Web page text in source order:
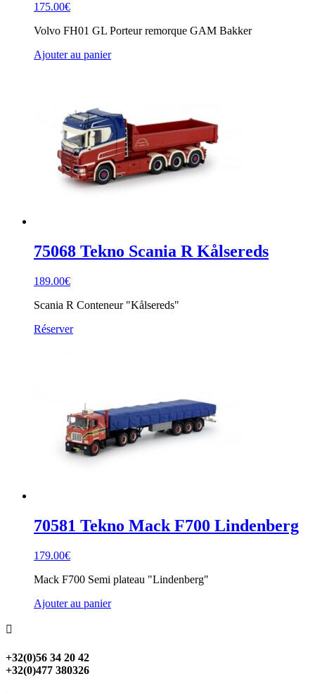
175.00€
Volvo FH01 GL Porteur remorque GAM Bakker
Ajouter au panier
75068 Tekno Scania R Kålsereds
189.00€
Scania R Conteneur "Kålsereds"
Réserver
70581 Tekno Mack F700 Lindenberg
179.00€
Mack F700 Semi plateau "Lindenberg"
Ajouter au panier

+32(0)56 34 20 42
+32(0)477 380326